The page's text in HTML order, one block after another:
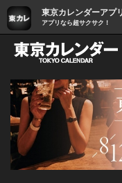
東京カレンダーアプ
アプリなら超サクサク！